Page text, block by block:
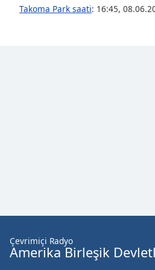
Audio
Track
Escape
cancel
and
Takoma Park saati: 16:45,
Çevrimiçi Radyo
Amerika Birleşik